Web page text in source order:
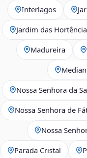
Interlagos
Jardim das
Madureira
Nossa Senhora da
Nossa Senhora de
Nossa
Parada Cristal